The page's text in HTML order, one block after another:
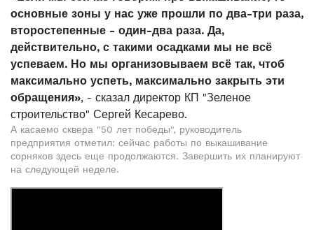
основные зоны у нас уже прошли по два-три раза,
второстепенные - один-два раза. Да,
действительно, с такими осадками мы не всё
успеваем. Но мы организовываем всё так, чтоб
максимально успеть, максимально закрыть эти
обращения», - сказал директор КП "Зеленое
строительство" Сергей Кесарево.
А касаемо сквера "50 лет победы", руководитель
предприятия отметил: сейчас работы по выкашивание
сорняков здесь еще продолжаются. Завершить их планируют
на следующей неделе.